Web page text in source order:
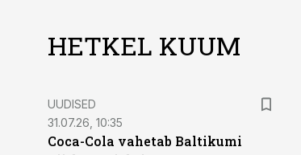
HETKEL KUUM
UUDISED
31.07.26, 10:35
Coca-Cola vahetab Baltikumi